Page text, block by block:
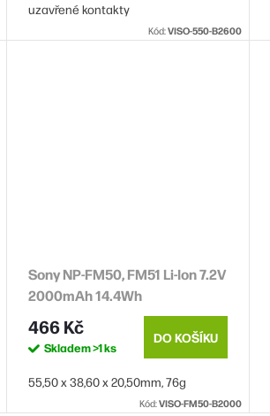
uzavřené kontakty
Kód:VISO-550-B2600
Sony NP-FM50, FM51 Li-Ion 7.2V
2000mAh 14.4Wh
466 Kč
Skladem>1 ks
DO KOŠÍKU
55,50 x 38,60 x 20,50mm, 76g
Kód:VISO-FM50-B2000